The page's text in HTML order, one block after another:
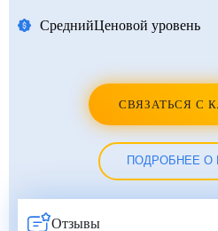
СреднийЦеновой уровень
СВЯЗАТЬСЯ С
ПОДРОБНЕЕ О
Отзывы